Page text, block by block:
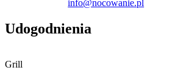
piaszczystą plażę i park linowy. Miłośnicy
znanego z tras dla amatorów sportów
info@nocowanie.pl
Udogodnienia
Grill